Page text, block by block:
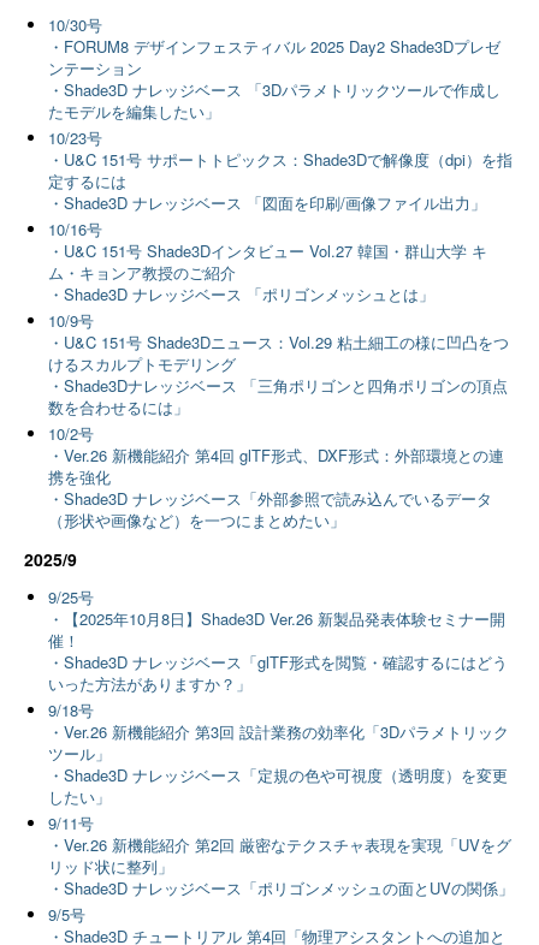
10/30号
・FORUM8 デザインフェスティバル 2025 Day2 Shade3Dプレゼ
ンテーション
・Shade3D ナレッジベース 「3Dパラメトリックツールで作成し
たモデルを編集したい」
10/23号
・U&C 151号 サポートトピックス：Shade3Dで解像度（dpi）を指
定するには
・Shade3D ナレッジベース 「図面を印刷/画像ファイル出力」
10/16号
・U&C 151号 Shade3Dインタビュー Vol.27 韓国・群山大学 キ
ム・キョンア教授のご紹介
・Shade3D ナレッジベース 「ポリゴンメッシュとは」
10/9号
・U&C 151号 Shade3Dニュース：Vol.29 粘土細工の様に凹凸をつ
けるスカルプトモデリング
・Shade3Dナレッジベース 「三角ポリゴンと四角ポリゴンの頂点
数を合わせるには」
10/2号
・Ver.26 新機能紹介 第4回 glTF形式、DXF形式：外部環境との連
携を強化
・Shade3D ナレッジベース「外部参照で読み込んでいるデータ
（形状や画像など）を一つにまとめたい」
2025/9
9/25号
・【2025年10月8日】Shade3D Ver.26 新製品発表体験セミナー開
催！
・Shade3D ナレッジベース「glTF形式を閲覧・確認するにはどう
いった方法がありますか？」
9/18号
・Ver.26 新機能紹介 第3回 設計業務の効率化「3Dパラメトリック
ツール」
・Shade3D ナレッジベース「定規の色や可視度（透明度）を変更
したい」
9/11号
・Ver.26 新機能紹介 第2回 厳密なテクスチャ表現を実現「UVをグ
リッド状に整列」
・Shade3D ナレッジベース「ポリゴンメッシュの面とUVの関係」
9/5号
・Shade3D チュートリアル 第4回「物理アシスタントへの追加と